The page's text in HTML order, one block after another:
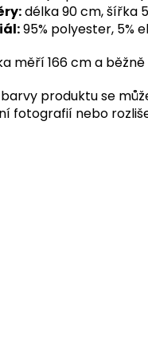
délka 90 cm, šířka
95% polyester, 5%
měří 166 cm a běžně
produktu se
fotografií nebo